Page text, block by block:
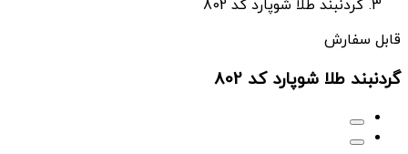
گردنبند طلا شوپارد کد 802
قابل سفارش
گردنبند طلا شوپارد کد 802